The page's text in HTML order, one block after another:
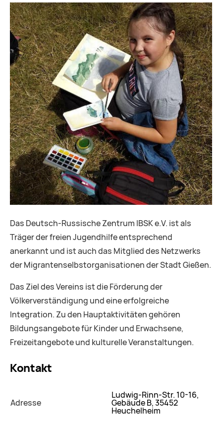
Das Deutsch-Russische Zentrum IBSK e.V. ist als
Träger der freien Jugendhilfe entsprechend
anerkannt und ist auch das Mitglied des Netzwerks
der Migrantenselbstorganisationen der Stadt Gießen.
Das Ziel des Vereins ist die Förderung der
Völkerverständigung und eine erfolgreiche
Integration. Zu den Hauptaktivitäten gehören
Bildungsangebote für Kinder und Erwachsene,
Freizeitangebote und kulturelle Veranstaltungen.
Kontakt
Adresse
Ludwig-Rinn-Str. 10-16,
Gebäude B, 35452
Heuchelheim